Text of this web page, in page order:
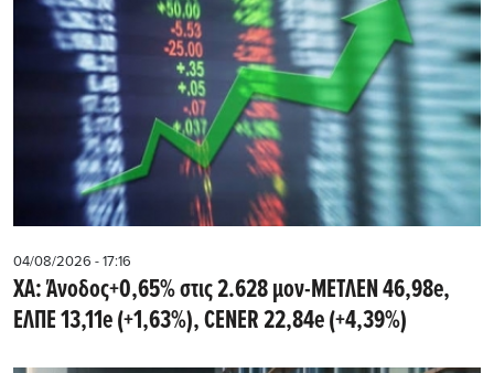
04/08/2026 - 17:16
ΧΑ: Άνοδος+0,65% στις 2.628 μον-ΜΕΤΛΕΝ 46,98e,
ΕΛΠΕ 13,11e (+1,63%), CENER 22,84e (+4,39%)